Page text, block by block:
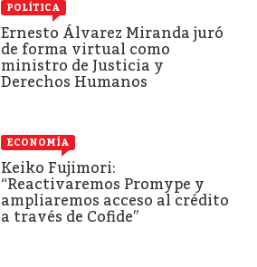
POLÍTICA
Ernesto Álvarez Miranda juró
de forma virtual como
ministro de Justicia y
Derechos Humanos
ECONOMÍA
Keiko Fujimori:
“Reactivaremos Promype y
ampliaremos acceso al crédito
a través de Cofide”